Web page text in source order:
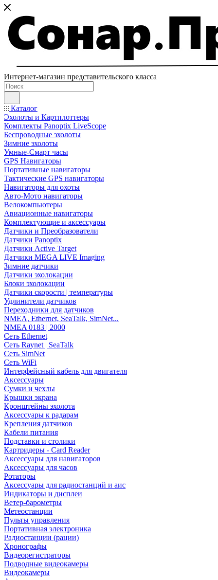
Интернет-магазин представительского класса
Каталог
Эхолоты и Картплоттеры
Комплекты Panoptix LiveScope
Беспроводные эхолоты
Зимние эхолоты
Умные-Смарт часы
GPS Навигаторы
Портативные навигаторы
Тактические GPS навигаторы
Навигаторы для охоты
Авто-Мото навигаторы
Велокомпьютеры
Авиационные навигаторы
Комплектующие и аксессуары
Датчики и Преобразователи
Датчики Panoptix
Датчики Active Target
Датчики MEGA LIVE Imaging
Зимние датчики
Датчики эхолокации
Блоки эхолокации
Датчики скорости | температуры
Удлинители датчиков
Переходники для датчиков
NMEA, Ethernet, SeaTalk, SimNet...
NMEA 0183 | 2000
Сеть Ethernet
Сеть Raynet | SeaTalk
Сеть SimNet
Сеть WiFi
Интерфейсный кабель для двигателя
Аксессуары
Сумки и чехлы
Крышки экрана
Кронштейны эхолота
Аксессуары к радарам
Крепления датчиков
Кабели питания
Подставки и столики
Картридеры - Card Reader
Аксессуары для навигаторов
Аксессуары для часов
Ротаторы
Аксессуары для радиостанций и аис
Индикаторы и дисплеи
Ветер-барометры
Метеостанции
Пульты управления
Портативная электроника
Радиостанции (рации)
Хронографы
Видеорегистраторы
Подводные видеокамеры
Видеокамеры